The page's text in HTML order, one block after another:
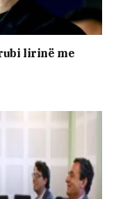
lirinë me